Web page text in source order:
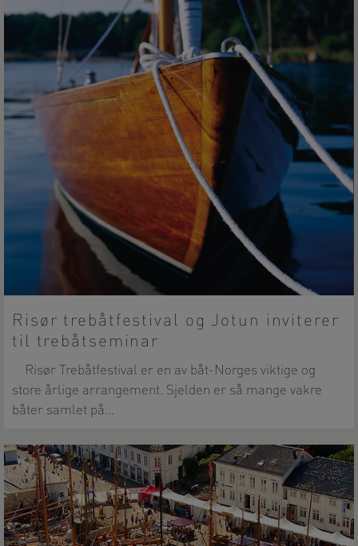
Risør trebåtfestival og Jotun inviterer
til trebåtseminar
Risør Trebåtfestival er en av båt-Norges viktige og
store årlige arrangement. Sjelden er så mange vakre
båter samlet på…